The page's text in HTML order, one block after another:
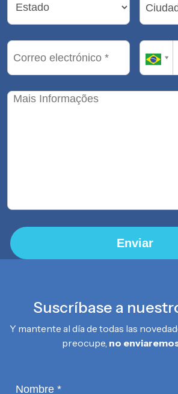
Ciudad
Enviar
Suscríbase a
Y mantente al día de todas las
preocupe, no